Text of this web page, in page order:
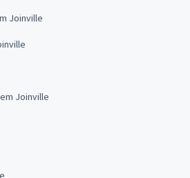
Joinville
Joinville